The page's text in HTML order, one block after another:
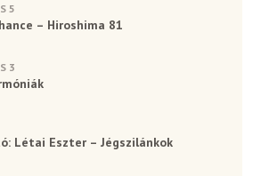
5
– Hiroshima 81
3
Létai Eszter – Jégszilánkok